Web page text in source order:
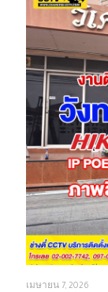
เมษายน 7, 2026